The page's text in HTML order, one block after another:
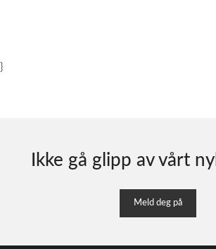
}
Ikke gå glipp av vårt
Meld deg på